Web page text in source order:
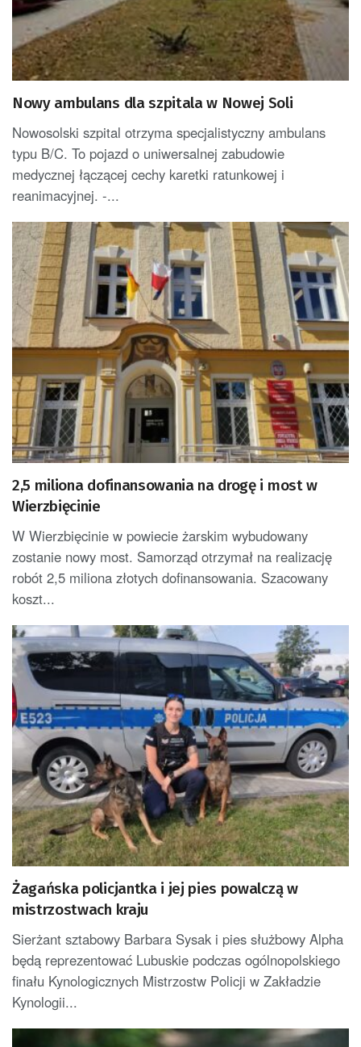
Nowy ambulans dla szpitala w Nowej Soli
Nowosolski szpital otrzyma specjalistyczny ambulans
typu B/C. To pojazd o uniwersalnej zabudowie
medycznej łączącej cechy karetki ratunkowej i
reanimacyjnej. -...
2,5 miliona dofinansowania na drogę i most w
Wierzbięcinie
W Wierzbięcinie w powiecie żarskim wybudowany
zostanie nowy most. Samorząd otrzymał na realizację
robót 2,5 miliona złotych dofinansowania. Szacowany
koszt...
Żagańska policjantka i jej pies powalczą w
mistrzostwach kraju
Sierżant sztabowy Barbara Sysak i pies służbowy Alpha
będą reprezentować Lubuskie podczas ogólnopolskiego
finału Kynologicznych Mistrzostw Policji w Zakładzie
Kynologii...